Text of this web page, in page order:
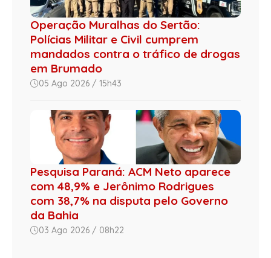
Operação Muralhas do Sertão:
Polícias Militar e Civil cumprem
mandados contra o tráfico de drogas
em Brumado
05 Ago 2026 / 15h43
Pesquisa Paraná: ACM Neto aparece
com 48,9% e Jerônimo Rodrigues
com 38,7% na disputa pelo Governo
da Bahia
03 Ago 2026 / 08h22